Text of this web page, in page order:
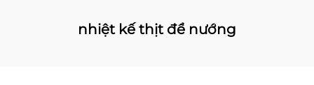
nhiệt kế thịt để nướng